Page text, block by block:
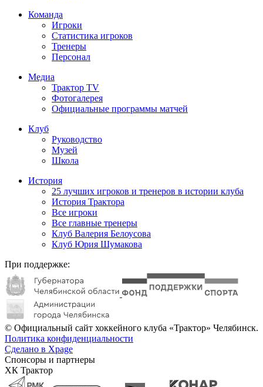
Команда
Игроки
Статистика игроков
Тренеры
Персонал
Медиа
Трактор TV
Фотогалерея
Официальные программы матчей
Клуб
Руководство
Музей
Школа
История
25 лучших игроков и тренеров в истории клуба
История Трактора
Все игроки
Все главные тренеры
Клуб Валерия Белоусова
Клуб Юрия Шумакова
При поддержке:
© Официальный сайт хоккейного клуба «Трактор» Челябинск.
Политика конфиденциальности
Сделано в Xpage
Спонсоры и партнеры
ХК Трактор